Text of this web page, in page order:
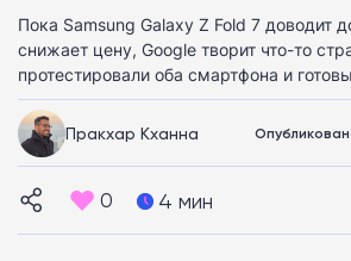
Пока Samsung Galaxy Z Fold 7 доводит
снижает цену, Google творит что-то
протестировали оба смартфона и
Пракхар Кханна
0 4 мин